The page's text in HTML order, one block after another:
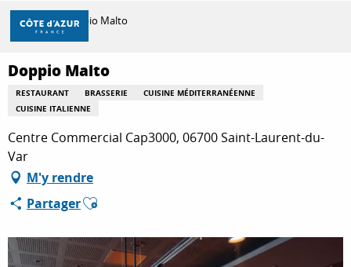
Aller
contenu
principal
DÉCOUVRIR
À FAIRE
SÉJOURNER
Accueil Doppio Malto
Doppio Malto
RESTAURANT BRASSERIE
CUISINE MÉDITERRANÉENNE
CUISINE ITALIENNE
Centre Commercial Cap3000, 06700 Saint-Laurent-du-
Var
M'y rendre
PartagerAjouter aux favoris